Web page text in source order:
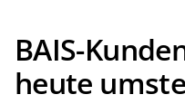
BAIS-
heute